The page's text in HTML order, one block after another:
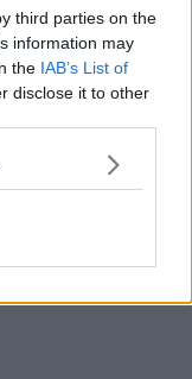
third parties on the
information may
the IAB’s List of
disclose it to other
2026 da